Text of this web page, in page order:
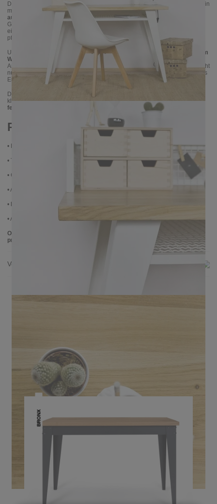
Der Schreibtisch ORATIOverbindet klare Linien, hohe Funktionalität und ein
markantes Design imIndustrial-Stil. Mit seiner großzügigen
aus massiver Eiche
(3 cm stark) bietet er eine natürliche und stabile
Grundlage für produktives Arbeiten. Die Holzplatte ist gewachst und mit
einem
matten, wasserbasierten Klarlack
pflegeleicht macht.
Unter der Arbeitsplatte befindet sich eine praktische
Ablage aus schwarzem
Wellengitter
, die ausreichend Platz für Laptop, Tablet, Tastatur oder andere
Arbeitsmaterialien bietet. Die zusätzliche
Blende aus Wellengitter
sorgt nicht
nur für Sichtschutz, sondern verleiht dem Tisch auch von hinten ein stilvolles
Erscheinungsbild – ideal für offene Wohnräume, Ateliers oder Homeoffices.
Dank seiner
kleinere Räume bestens geeignet. Du benötigst ein anderes Maß?Gerne
fertigen wir dein Wunschmaß auf Anfrage an.
Produktdetails:
• 120 × 60 × 75 cm (B × T × H)
• Tischplatte: Massive Eiche, 3 cm, gewachst, klar lackiert (matt)
• Gestell & Ablage:
•Ablage & Blende aus Wellengitter
•
•Auch in Sondermaßen erhältlich – sprich uns an!
ORATIO ist der perfekte Schreibtisch für alle, die Design, Qualität und
praktische Details schätzen.
Versand & Lieferung
GEFALLEN
BRONX